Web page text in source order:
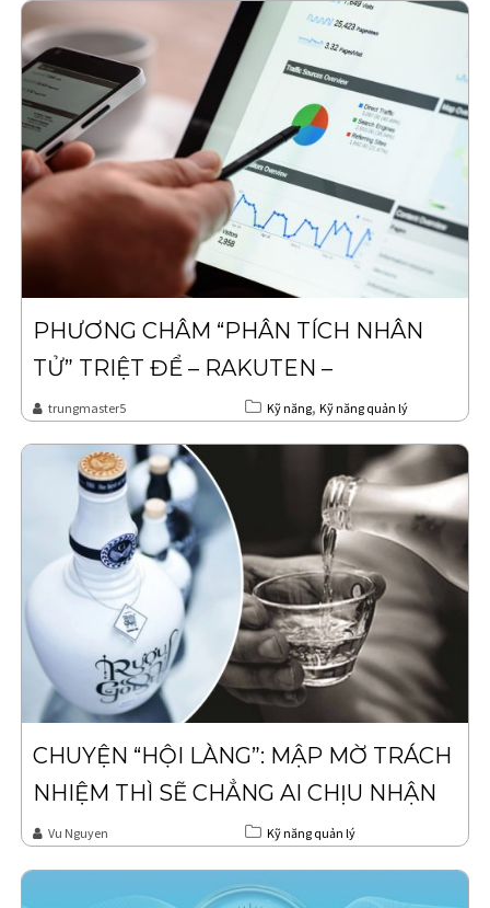
PHƯƠNG CHÂM “PHÂN TÍCH NHÂN
TỬ” TRIỆT ĐỂ – RAKUTEN –
trungmaster5 Kỹ năng, Kỹ năng quản lý
CHUYỆN “HỘI LÀNG”: MẬP MỜ TRÁCH
NHIỆM THÌ SẼ CHẲNG AI CHỊU NHẬN
Vu Nguyen Kỹ năng quản lý